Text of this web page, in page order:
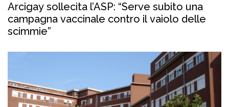
Arcigay sollecita l’ASP: “Serve subito una
campagna vaccinale contro il vaiolo delle
scimmie”